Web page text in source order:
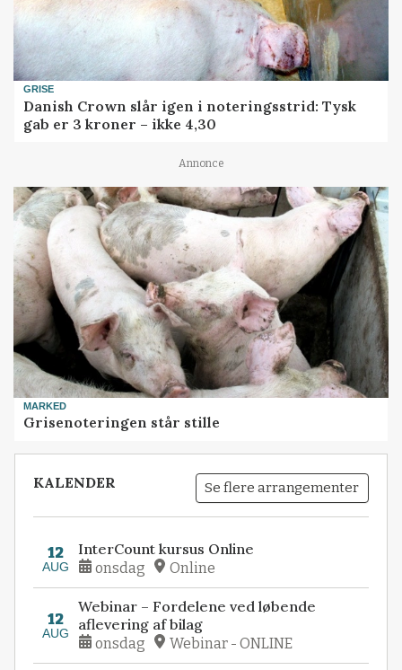
GRISE
Danish Crown slår igen i noteringsstrid: Tysk
gab er 3 kroner – ikke 4,30
Annonce
MARKED
Grisenoteringen står stille
KALENDER Se flere arrangementer
12
AUG
InterCount kursus Online
onsdag Online
12
AUG
Webinar – Fordelene ved løbende
aflevering af bilag
onsdag Webinar - ONLINE